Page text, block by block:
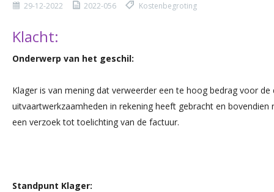
29-12-2022 2022-056 Kostenbegroting
Klacht:
Onderwerp van het geschil:
Klager is van mening dat verweerder een te hoog bedrag voor
uitvaartwerkzaamheden in rekening heeft gebracht en
een verzoek tot toelichting van de factuur.
Standpunt Klager: